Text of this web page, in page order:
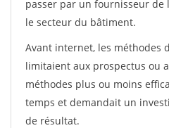
passer par un fournisseur de
le secteur du bâtiment.
Avant internet, les méthodes
limitaient aux prospectus ou
méthodes plus ou moins
temps et demandait un
de résultat.